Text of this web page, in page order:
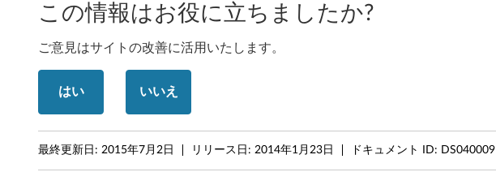
e
r
0
1
この情報はお役に立ちましたか?
ご意見はサイトの改善に活用いたします。
はい いいえ
最終更新日: 2015年7月2日 リリース日: 2014年1月23日 ドキュメント ID: DS040009